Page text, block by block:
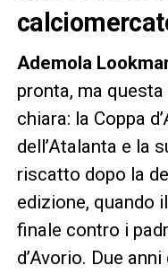
Ademola
pronta, ma
chiara: la Coppa
dell’Atalanta e la
riscatto dopo la
edizione, quando
finale contro i
d’Avorio. Due